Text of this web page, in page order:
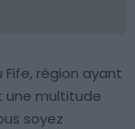
région ayant
multitude
soyez